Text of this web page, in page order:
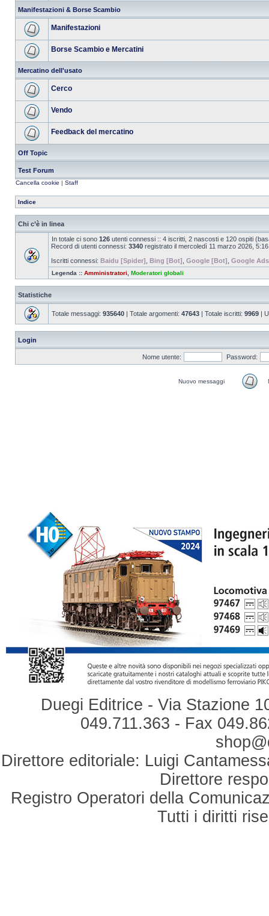
Manifestazioni & Borse Scambio
Manifestazioni
Borse Scambio e Mercatini
Mercatino dell'usato
Cerco
Vendo
Feedback del mercatino
Off Topic
Test Forum
Cancella cookie | Staff
Indice
Chi c’è in linea
In totale ci sono 126 utenti connessi :: 4 iscritti, 2 nascosti e 120 ospiti
Record di utenti connessi: 3340 registrato il mercoledì 11 marzo 2026, 5:16
Iscritti connessi: Baidu [Spider] Bing [Bot] Google [Bot] Google
Legenda :: Amministratori Moderatori globali
Statistiche
Totale messaggi: 935640 | Totale argomenti: 47643 | Totale iscritti: 9969 |
Login
Nome utente: Password:
Nuovo messaggi
Duegi Editrice - Via Stazione
049.711.363 - Fax
Direttore editoriale: Luigi
Direttore
Registro Operatori della
Tutti i diritti